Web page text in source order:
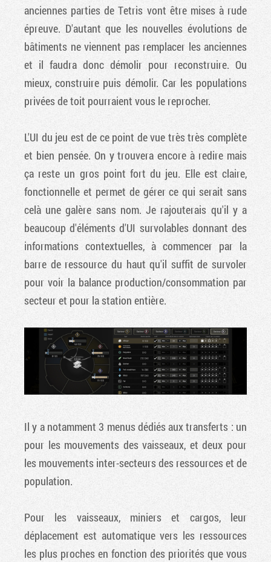
anciennes parties de Tetris vont être mises à rude
épreuve. D'autant que les nouvelles évolutions de
bâtiments ne viennent pas remplacer les anciennes
et il faudra donc démolir pour reconstruire. Ou
mieux, construire puis démolir. Car les populations
privées de toit pourraient vous le reprocher.
L'UI du jeu est de ce point de vue très très complète
et bien pensée. On y trouvera encore à redire mais
ça reste un gros point fort du jeu. Elle est claire,
fonctionnelle et permet de gérer ce qui serait sans
celà une galère sans nom. Je rajouterais qu'il y a
beaucoup d'éléments d'UI survolables donnant des
informations contextuelles, à commencer par la
barre de ressource du haut qu'il suffit de survoler
pour voir la balance production/consommation par
secteur et pour la station entière.
Il y a notamment 3 menus dédiés aux transferts : un
pour les mouvements des vaisseaux, et deux pour
les mouvements inter-secteurs des ressources et de
population.
Pour les vaisseaux, miniers et cargos, leur
déplacement est automatique vers les ressources
les plus proches en fonction des priorités que vous